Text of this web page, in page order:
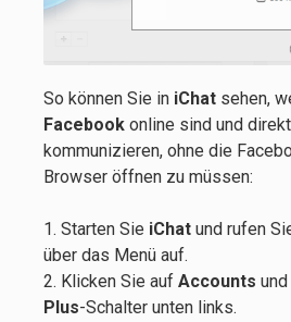
So können Sie in iChat sehen,
Facebook online sind und
kommunizieren, ohne die
Browser öffnen zu müssen:
1. Starten Sie iChat und rufen
über das Menü auf.
2. Klicken Sie auf Accounts
Plus-Schalter unten links.